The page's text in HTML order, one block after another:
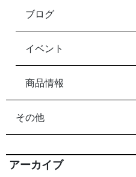
ブログ
イベント
商品情報
その他
アーカイブ